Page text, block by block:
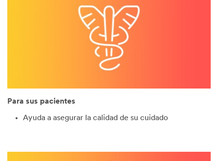
Para sus pacientes
Ayuda a asegurar la calidad de su cuidado